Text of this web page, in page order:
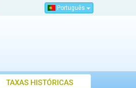
Português
TAXAS HISTÓRICAS